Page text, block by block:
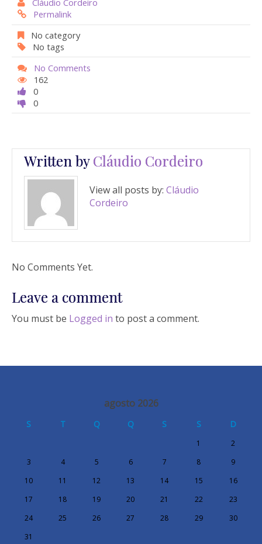
o
o
k
A
p
p
st
Cláudio Cordeiro
Permalink
No category
No tags
No Comments
162
0
0
Written byCláudio Cordeiro
View all posts by: Cláudio
Cordeiro
No Comments Yet.
Leave a comment
You must be Logged in to post a comment.
agosto 2026
S T Q Q S S D
1
2
3
4 5 6 7 8
9
10
11 12 13 14 15
16
17
18 19 20 21 22
23
24
25 26 27 28 29
30
31